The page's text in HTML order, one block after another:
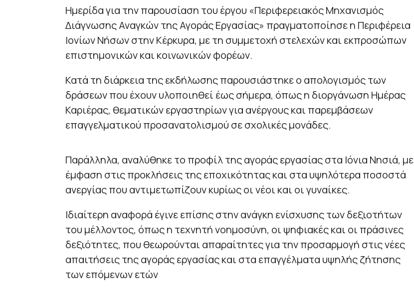
Ημερίδα για την παρουσίαση του έργου «Περιφερειακός Μηχανισμός
Διάγνωσης Αναγκών της Αγοράς Εργασίας» πραγματοποίησε η Περιφέρεια
Ιονίων Νήσων στην Κέρκυρα, με τη συμμετοχή στελεχών και εκπροσώπων
επιστημονικών και κοινωνικών φορέων.
Κατά τη διάρκεια της εκδήλωσης παρουσιάστηκε ο απολογισμός των
δράσεων που έχουν υλοποιηθεί έως σήμερα, όπως η διοργάνωση Ημέρας
Καριέρας, θεματικών εργαστηρίων για ανέργους και παρεμβάσεων
επαγγελματικού προσανατολισμού σε σχολικές μονάδες.
Παράλληλα, αναλύθηκε το προφίλ της αγοράς εργασίας στα Ιόνια Νησιά, με
έμφαση στις προκλήσεις της εποχικότητας και στα υψηλότερα ποσοστά
ανεργίας που αντιμετωπίζουν κυρίως οι νέοι και οι γυναίκες.
Ιδιαίτερη αναφορά έγινε επίσης στην ανάγκη ενίσχυσης των δεξιοτήτων
του μέλλοντος, όπως η τεχνητή νοημοσύνη, οι ψηφιακές και οι πράσινες
δεξιότητες, που θεωρούνται απαραίτητες για την προσαρμογή στις νέες
απαιτήσεις της αγοράς εργασίας και στα επαγγέλματα υψηλής ζήτησης
των επόμενων ετών